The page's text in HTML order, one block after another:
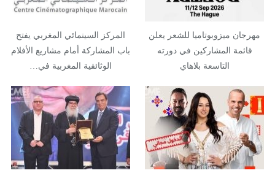
مهرجان ميزوبوتاميا للشعر يعلن
قائمة المشاركين في دورته
التاسعة بلاهاي
المركز السينمائي المغربي يفتح
باب المشاركة أمام مشاريع الأفلام
الوثائقية المغربية في…